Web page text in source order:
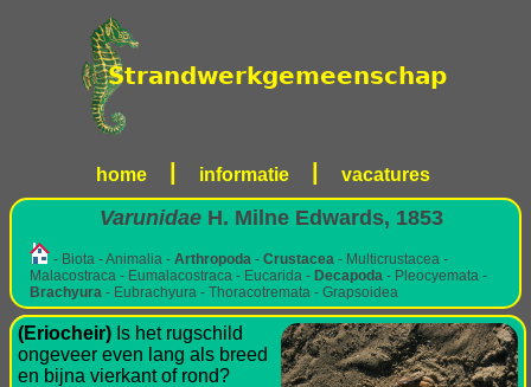
home informatie vacatures
Varunidae H. Milne Edwards, 1853
- Biota - Animalia - Arthropoda - Crustacea - Multicrustacea -
Malacostraca - Eumalacostraca - Eucarida - Decapoda - Pleocyemata -
Brachyura - Eubrachyura - Thoracotremata - Grapsoidea
(Eriocheir) Is het rugschild
ongeveer even lang als breed
en bijna vierkant of rond?